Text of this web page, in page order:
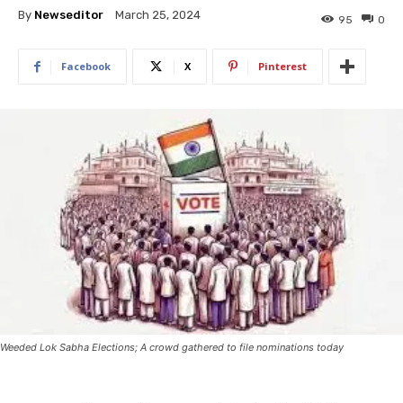
By Newseditor March 25, 2024 0
95
Facebook X Pinterest
Weeded Lok Sabha Elections; A crowd gathered to file nominations today